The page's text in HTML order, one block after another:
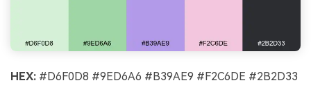
HEX: #D6F0D8 #9ED6A6 #B39AE9 #F2C6DE #2B2D33